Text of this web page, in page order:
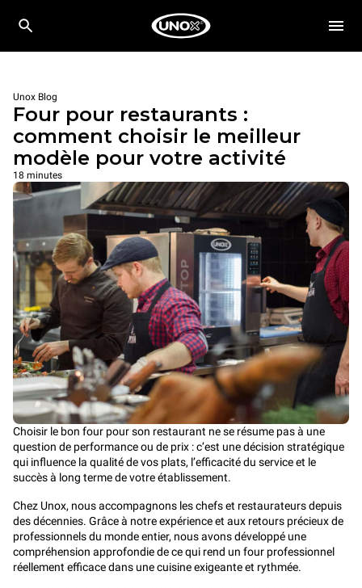
Unox Blog
Four pour restaurants :
comment choisir le meilleur
modèle pour votre activité
18 minutes
Choisir le bon four pour son restaurant ne se résume pas à une
question de performance ou de prix : c’est une décision stratégique
qui influence la qualité de vos plats, l’efficacité du service et le
succès à long terme de votre établissement.
Chez Unox, nous accompagnons les chefs et restaurateurs depuis
des décennies. Grâce à notre expérience et aux retours précieux de
professionnels du monde entier, nous avons développé une
compréhension approfondie de ce qui rend un four professionnel
réellement efficace dans une cuisine exigeante et rythmée.